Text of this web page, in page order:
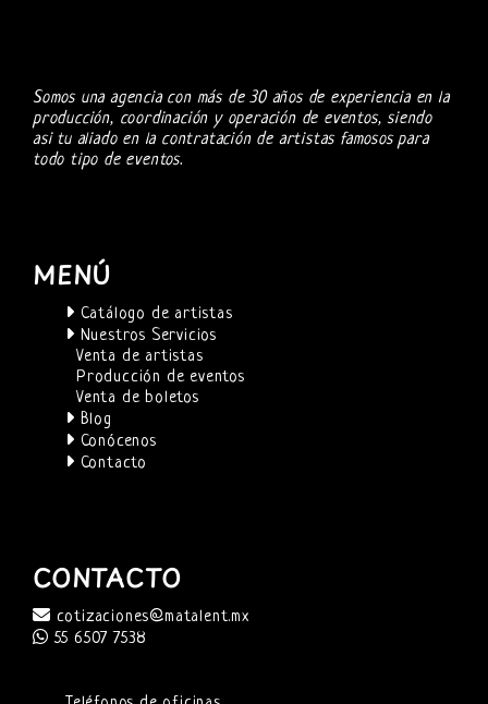
Somos una agencia con más de 30 años de experiencia en la
producción, coordinación y operación de eventos, siendo
asi tu aliado en la contratación de artistas famosos para
todo tipo de eventos.
MENÚ
Catálogo de artistas
Nuestros Servicios
Venta de artistas
Producción de eventos
Venta de boletos
Blog
Conócenos
Contacto
CONTACTO
cotizaciones@matalent.mx
55 6507 7538